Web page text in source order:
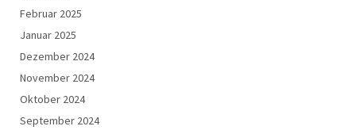
Februar 2025
Januar 2025
Dezember 2024
November 2024
Oktober 2024
September 2024